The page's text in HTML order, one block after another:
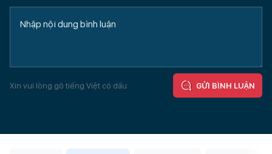
Xin vui lòng gõ tiếng Việt có dấu GỬI BÌNH LUẬN